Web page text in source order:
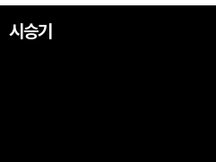
시승기